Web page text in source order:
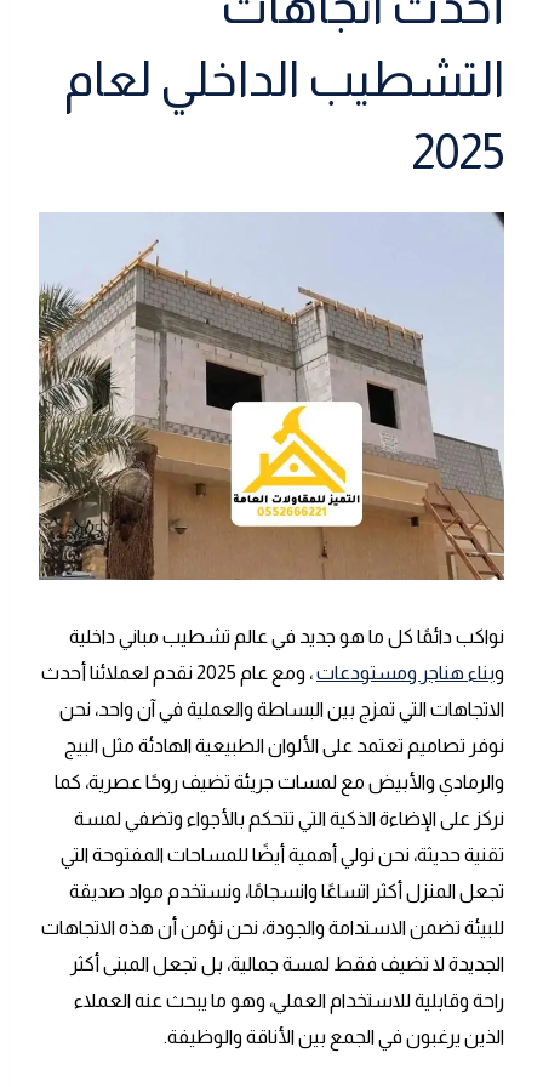
التشطيب الداخلي لعام
2025
نواكب دائمًا كل ما هو جديد في عالم تشطيب مباني داخلية
وبناء هناجر ومستودعات
، ومع عام 2025 نقدم لعملائنا أحدث
الاتجاهات التي تمزج بين البساطة والعملية في آن واحد، نحن
نوفر تصاميم تعتمد على الألوان الطبيعية الهادئة مثل البيج
والرمادي والأبيض مع لمسات جريئة تضيف روحًا عصرية، كما
نركز على الإضاءة الذكية التي تتحكم بالأجواء وتضفي لمسة
تقنية حديثة، نحن نولي أهمية أيضًا للمساحات المفتوحة التي
تجعل المنزل أكثر اتساعًا وانسجامًا، ونستخدم مواد صديقة
للبيئة تضمن الاستدامة والجودة، نحن نؤمن أن هذه الاتجاهات
الجديدة لا تضيف فقط لمسة جمالية، بل تجعل المبنى أكثر
راحة وقابلية للاستخدام العملي، وهو ما يبحث عنه العملاء
الذين يرغبون في الجمع بين الأناقة والوظيفة.